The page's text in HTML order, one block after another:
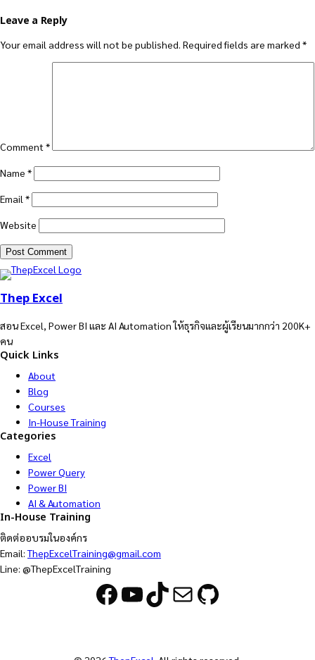
Leave a Reply
Your email address will not be published. Required fields are marked *
Comment *
Name *
Email *
Website
Thep Excel
สอน Excel, Power BI และ AI Automation ให้ธุรกิจและผู้เรียนมากกว่า 200K+
คน
Quick Links
About
Blog
Courses
In-House Training
Categories
Excel
Power Query
Power BI
AI & Automation
In-House Training
ติดต่ออบรมในองค์กร
Email:ThepExcelTraining@gmail.com
Line: @ThepExcelTraining
Facebook YouTube TikTok Mail GitHub